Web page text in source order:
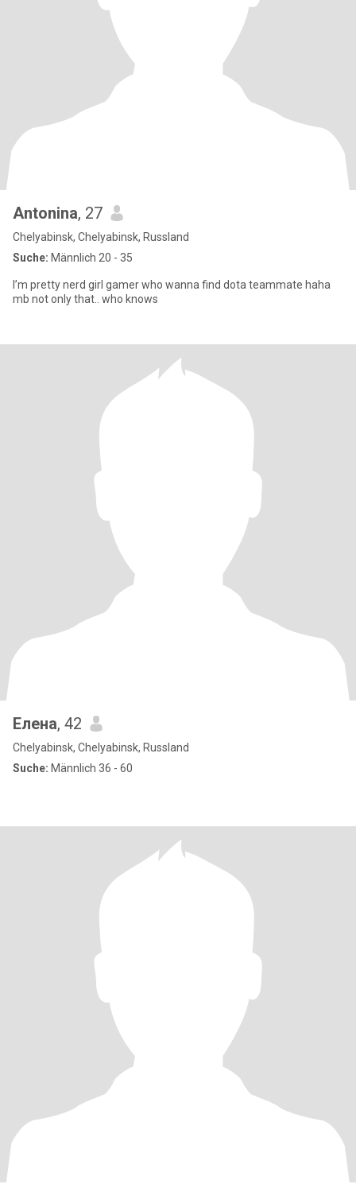
Antonina, 27
Chelyabinsk, Chelyabinsk, Russland
Suche: Männlich 20 - 35
I’m pretty nerd girl gamer who wanna find dota teammate haha
mb not only that.. who knows
Елена, 42
Chelyabinsk, Chelyabinsk, Russland
Suche: Männlich 36 - 60